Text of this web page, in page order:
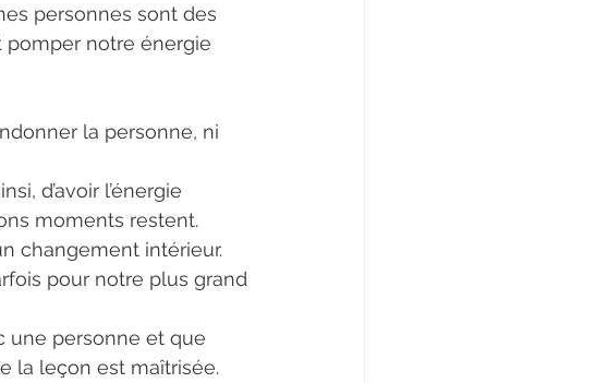
personnes sont des
pomper notre énergie
la personne, ni
d’avoir l’énergie
moments restent.
changement intérieur.
pour notre plus grand
la leçon est maîtrisée.